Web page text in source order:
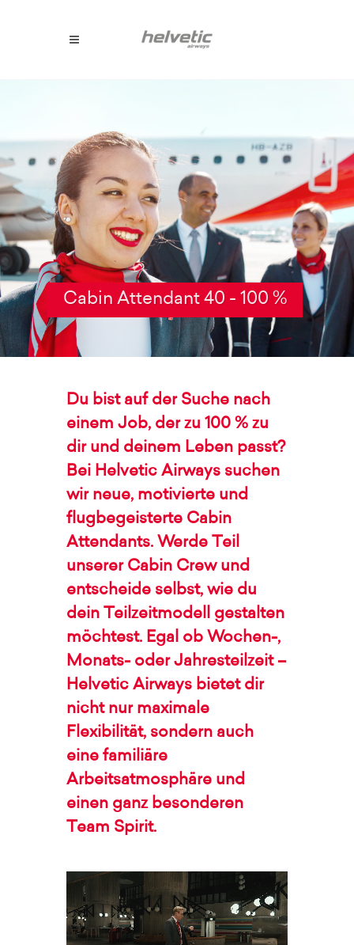
Cabin Attendant 40 - 100 %
Du bist auf der Suche nach
einem Job, der zu 100 % zu
dir und deinem Leben passt?
Bei Helvetic Airways suchen
wir neue, motivierte und
flugbegeisterte Cabin
Attendants. Werde Teil
unserer Cabin Crew und
entscheide selbst, wie du
dein Teilzeitmodell gestalten
möchtest. Egal ob Wochen-,
Monats- oder Jahresteilzeit –
Helvetic Airways bietet dir
nicht nur maximale
Flexibilität, sondern auch
eine familiäre
Arbeitsatmosphäre und
einen ganz besonderen
Team Spirit.